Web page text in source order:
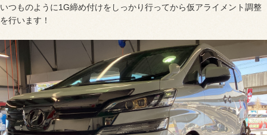
いつものように1G締め付けをしっかり行ってから仮アライメント調整
を行います！